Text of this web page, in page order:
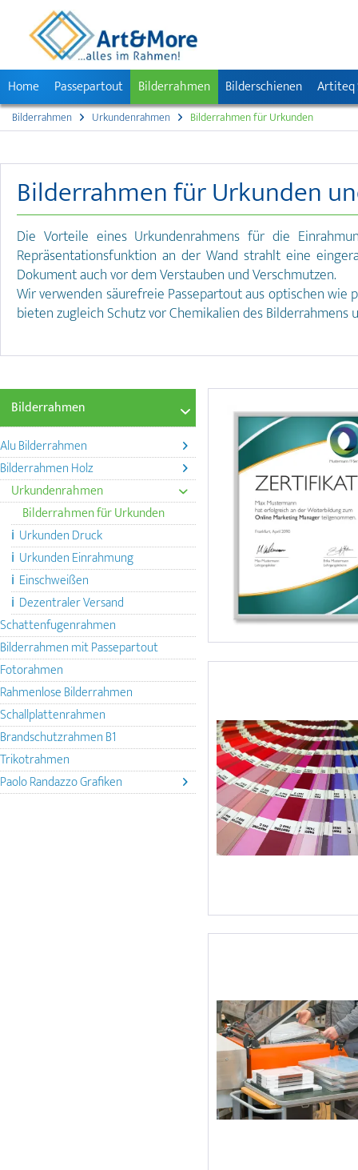
Home
Passepartout Bilderrahmen Bilderschienen Artiteq
Bilderrahmen Urkundenrahmen Bilderrahmen für Urkunden
Bilderrahmen für Urkunden
Die Vorteile eines Urkundenrahmens für die
Repräsentationsfunktion an der Wand strahlt eine
Dokument auch vor dem Verstauben und Verschmutzen.
Wir verwenden säurefreie Passepartout aus optischen
bieten zugleich Schutz vor Chemikalien des Bilderrahmens
Bilderrahmen
Alu Bilderrahmen
Bilderrahmen Holz
Urkundenrahmen
Bilderrahmen für Urkunden
ℹ️ Urkunden Druck
ℹ️ Urkunden Einrahmung
ℹ️ Einschweißen
ℹ️ Dezentraler Versand
Schattenfugenrahmen
Bilderrahmen mit Passepartout
Fotorahmen
Rahmenlose Bilderrahmen
Schallplattenrahmen
Brandschutzrahmen B1
Trikotrahmen
Paolo Randazzo Grafiken